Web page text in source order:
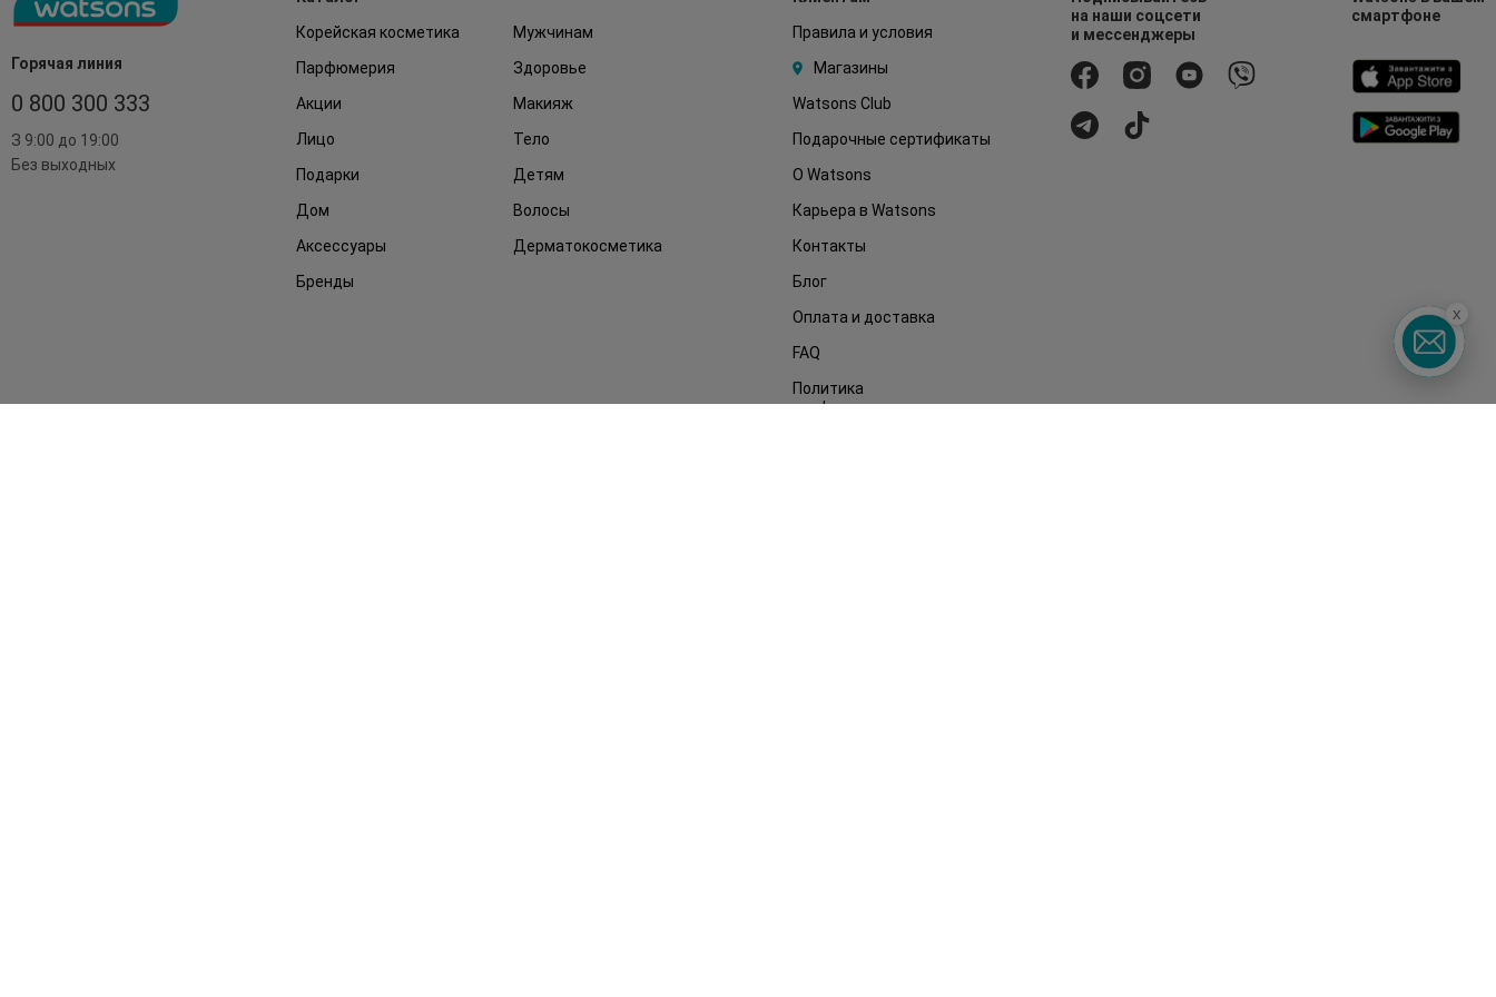
Горячая линия
0 800 300 333
З 9:00 до 19:00
Без выходных
Корейская косметика
Мужчинам
Парфюмерия
Здоровье
Акции
Макияж
Лицо
Тело
Подарки
Детям
Дом
Волосы
Аксессуары
Дерматокосметика
Бренды
Правила и условия
Магазины
Watsons Club
Подарочные сертификаты
О Watsons
Карьера в Watsons
Контакты
Блог
Оплата и доставка
FAQ
Политика
конфиденциальности
на наши соцсети
и мессенджеры
смартфоне
x